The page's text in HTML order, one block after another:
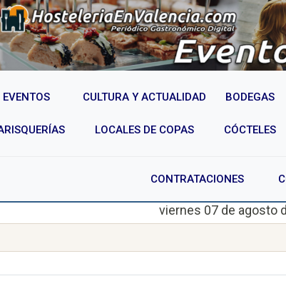
EVENTOS CULTURA Y ACTUALIDAD BODEGAS
LOCALES DE COPAS CÓCTELES
CONTRATACIONES
viernes 07 de agosto